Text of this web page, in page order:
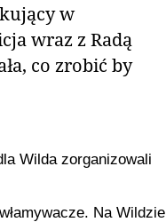
w
wraz z Radą
co zrobić by
Wilda zorganizowali
Na Wildzie